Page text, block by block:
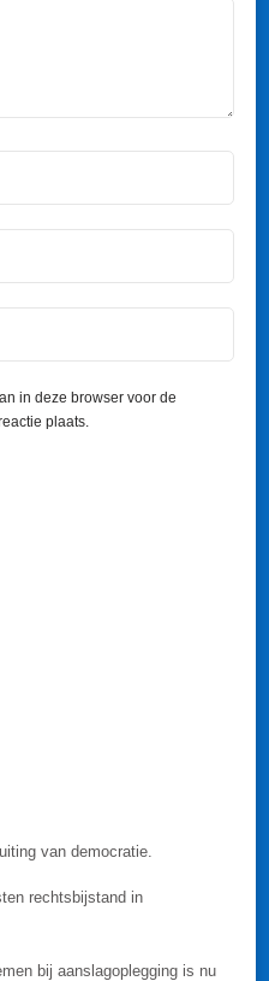
in deze browser voor de
plaats.
van democratie.
rechtsbijstand in
bij aanslagoplegging is nu